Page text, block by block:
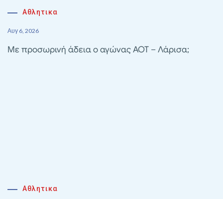
Αθλητικα
Αυγ 6, 2026
Με προσωρινή άδεια ο αγώνας ΑΟΤ – Λάρισα;
Αθλητικα